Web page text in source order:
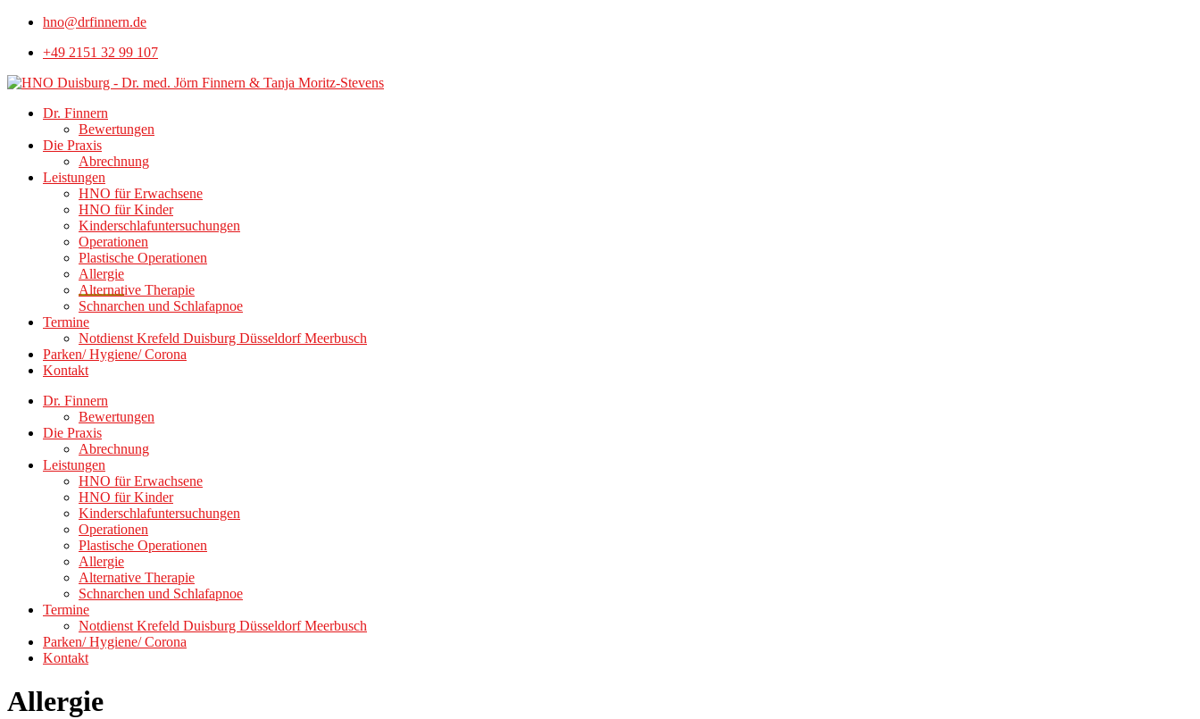
hno@drfinnern.de
+49 2151 32 99 107
Dr. Finnern
Bewertungen
Die Praxis
Abrechnung
Leistungen
HNO für Erwachsene
HNO für Kinder
Kinderschlafuntersuchungen
Operationen
Plastische Operationen
Allergie
Alternative Therapie
Schnarchen und Schlafapnoe
Termine
Notdienst Krefeld Duisburg Düsseldorf Meerbusch
Parken/ Hygiene/ Corona
Kontakt
Dr. Finnern
Bewertungen
Die Praxis
Abrechnung
Leistungen
HNO für Erwachsene
HNO für Kinder
Kinderschlafuntersuchungen
Operationen
Plastische Operationen
Allergie
Alternative Therapie
Schnarchen und Schlafapnoe
Termine
Notdienst Krefeld Duisburg Düsseldorf Meerbusch
Parken/ Hygiene/ Corona
Kontakt
Allergie